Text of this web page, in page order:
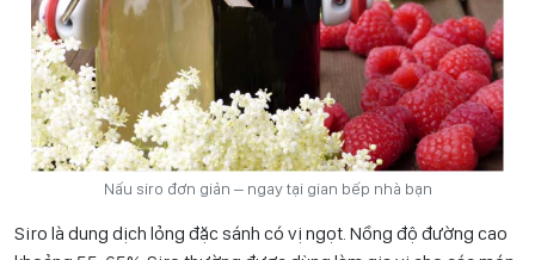
Nấu siro đơn giản – ngay tại gian bếp nhà bạn
Siro là dung dịch lỏng đặc sánh có vị ngọt. Nồng độ đường cao